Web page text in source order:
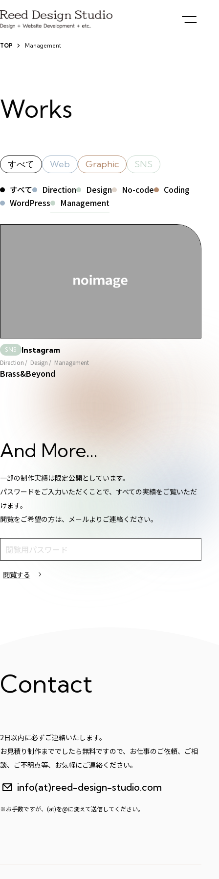
TOP Management
Works
すべて Web Graphic SNS
すべて Direction Design No-code
Coding
WordPress
Management
SNS Instagram
Direction Design Management
Brass&Beyond
And More...
一部の制作実績は限定公開としています。
パスワードをご入力いただくことで、すべての実績をご覧いただ
けます。
閲覧をご希望の方は、メールよりご連絡ください。
閲覧する
Contact
2日以内に必ずご連絡いたします。
お見積り制作まででしたら無料ですので、お仕事のご依頼、ご相
談、ご不明点等、お気軽にご連絡ください。
info(at)reed-design-studio.com
※お手数ですが、(at)を@に変えて送信してください。